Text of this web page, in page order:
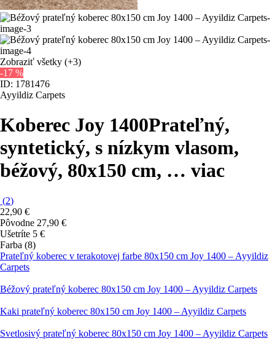
Zobraziť všetky (+3)
-17 %
ID: 1781476
Ayyildiz Carpets
Koberec Joy 1400Prateľný,
syntetický, s nízkym vlasom,
béžový, 80x150 cm, … viac
(2)
22,90 €
Pôvodne 27,90 €
Ušetríte 5 €
Farba (8)
Prateľný koberec v terakotovej farbe 80x150 cm Joy 1400 – Ayyildiz
Carpets
Béžový prateľný koberec 80x150 cm Joy 1400 – Ayyildiz Carpets
Kaki prateľný koberec 80x150 cm Joy 1400 – Ayyildiz Carpets
Svetlosivý prateľný koberec 80x150 cm Joy 1400 – Ayyildiz Carpets